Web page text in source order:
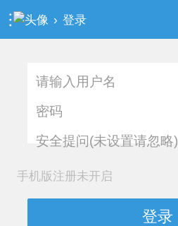
› 登录
安全提问(未设置请忽略)
手机版注册未开启
登录